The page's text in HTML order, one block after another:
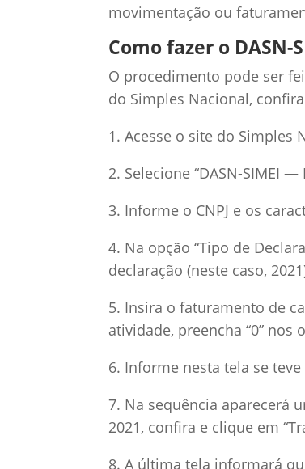
movimentação ou
Como fazer o DASN-
O procedimento pode ser
do Simples Nacional,
1. Acesse o site do Simples
2. Selecione “DASN-SIMEI
3. Informe o CNPJ e os
4. Na opção “Tipo de
declaração (neste caso,
5. Insira o faturamento de
atividade, preencha “0” nos
6. Informe nesta tela se
7. Na sequência aparecerá
2021, confira e clique em
8. A última tela informará